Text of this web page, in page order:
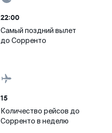
22:00
Самый поздний вылет
до Сорренто
15
Количество рейсов до
Сорренто в неделю